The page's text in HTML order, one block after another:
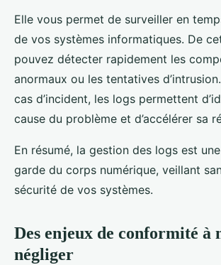
Elle vous permet de surveiller en
de vos systèmes informatiques. De
pouvez détecter rapidement les
anormaux ou les tentatives
cas d’incident, les logs permettent
cause du problème et d’accélérer sa
En résumé, la gestion des logs est
garde du corps numérique, veillant
sécurité de vos systèmes.
Des enjeux de conformité à
négliger